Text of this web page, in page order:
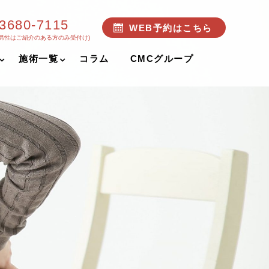
7115
性はご紹介のある方のみ受付け)
WEB予約はこちら
施術一覧 コラム CMCグループ